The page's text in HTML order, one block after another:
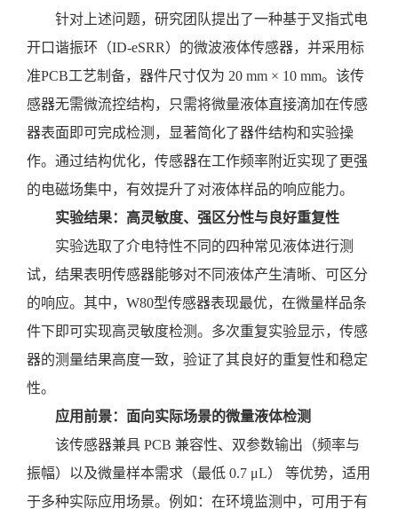
针对上述问题，研究团队提出了一种基于叉指式电
开口谐振环（ID-eSRR）的微波液体传感器，并采用标
准PCB工艺制备，器件尺寸仅为 20 mm × 10 mm。该传
感器无需微流控结构，只需将微量液体直接滴加在传感
器表面即可完成检测，显著简化了器件结构和实验操
作。通过结构优化，传感器在工作频率附近实现了更强
的电磁场集中，有效提升了对液体样品的响应能力。
实验结果：高灵敏度、强区分性与良好重复性
实验选取了介电特性不同的四种常见液体进行测
试，结果表明传感器能够对不同液体产生清晰、可区分
的响应。其中， W80型传感器表现最优，在微量样品条
件下即可实现高灵敏度检测。多次重复实验显示，传感
器的测量结果高度一致，验证了其良好的重复性和稳定
性。
应用前景：面向实际场景的微量液体检测
该传感器兼具 PCB 兼容性、双参数输出（频率与
振幅）以及微量样本需求（最低 0.7 μL） 等优势，适用
于多种实际应用场景。例如：在环境监测中，可用于有